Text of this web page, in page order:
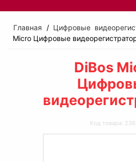
Главная / Цифровые
Micro Цифровые
DiBos
Код товара: